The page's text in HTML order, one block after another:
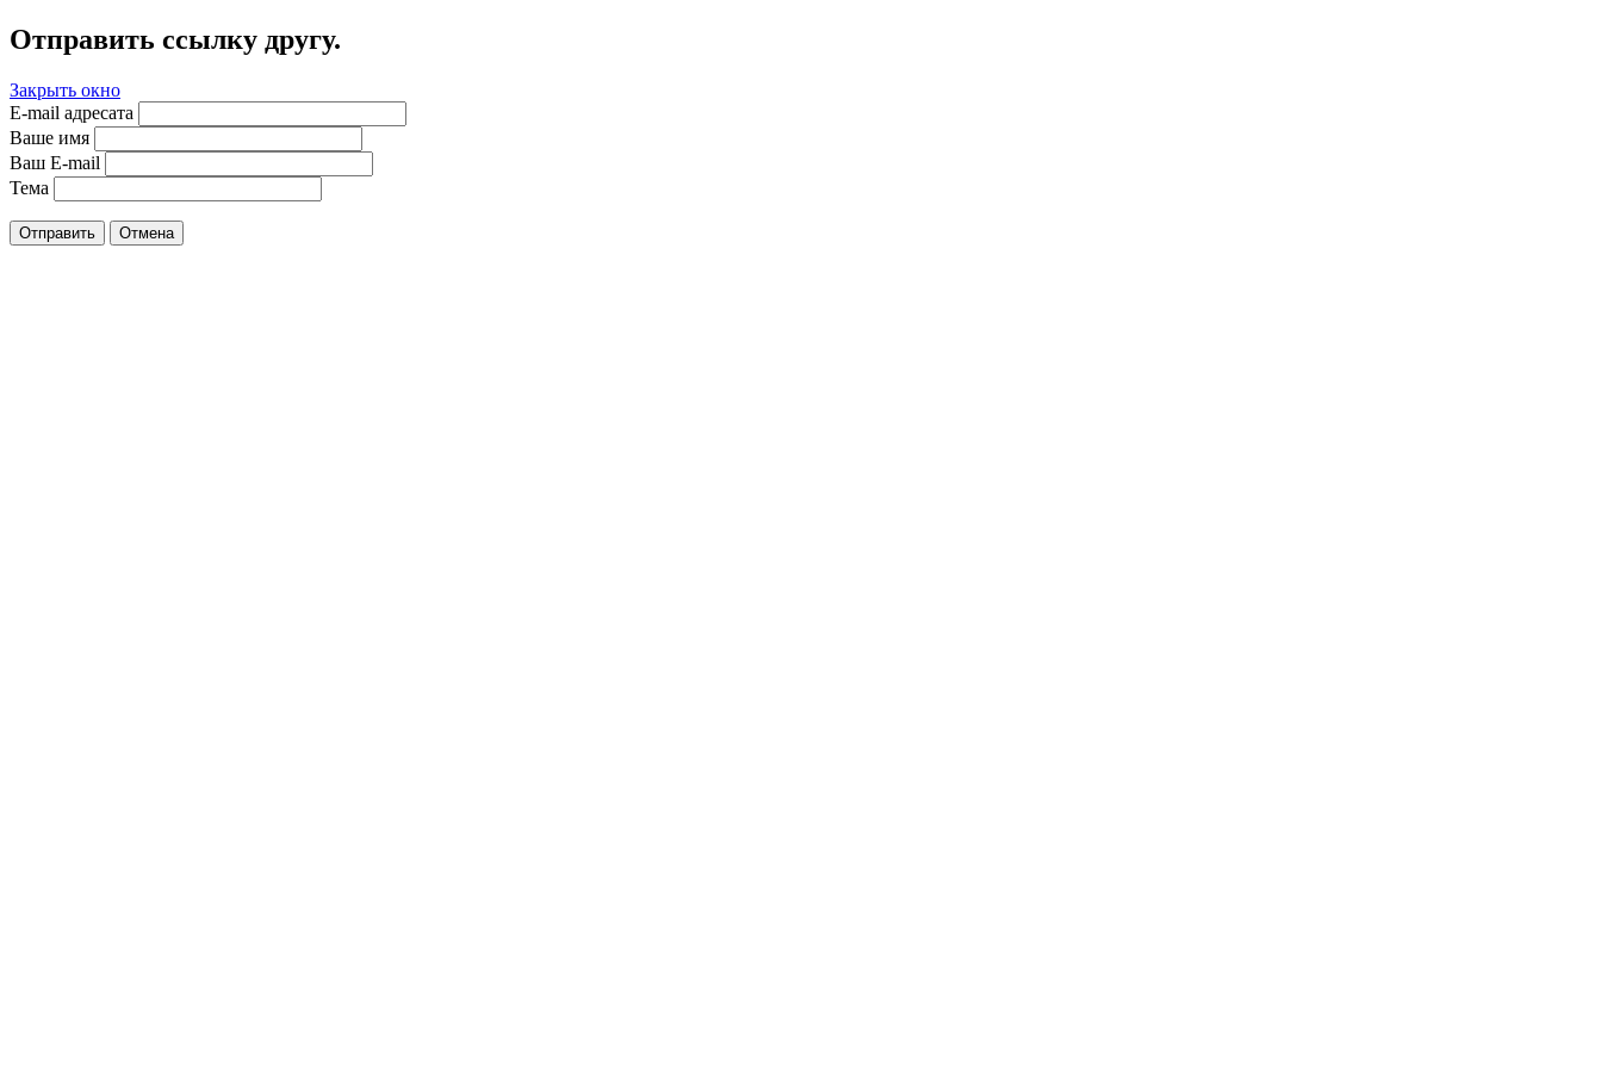
Отправить ссылку другу.
Закрыть окно
E-mail адресата
Ваше имя
Ваш E-mail
Тема
Отправить Отмена